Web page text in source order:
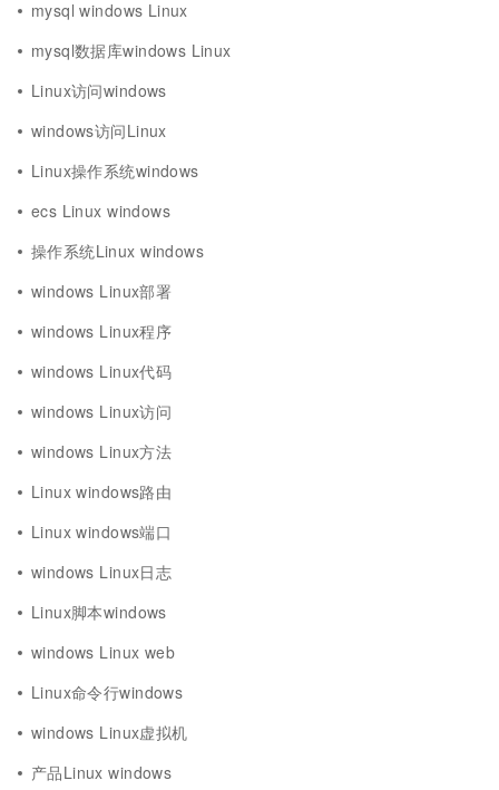
mysql windows Linux
mysql数据库windows Linux
Linux访问windows
windows访问Linux
Linux操作系统windows
ecs Linux windows
操作系统Linux windows
windows Linux部署
windows Linux程序
windows Linux代码
windows Linux访问
windows Linux方法
Linux windows路由
Linux windows端口
windows Linux日志
Linux脚本windows
windows Linux web
Linux命令行windows
windows Linux虚拟机
产品Linux windows